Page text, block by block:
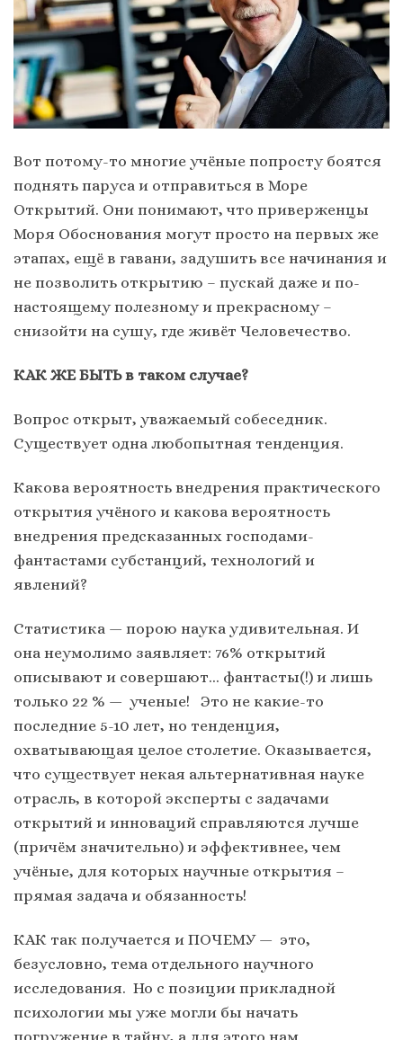
Вот потому-то многие учёные попросту боятся
поднять паруса и отправиться в Море
Открытий. Они понимают, что приверженцы
Моря Обоснования могут просто на первых же
этапах, ещё в гавани, задушить все начинания и
не позволить открытию – пускай даже и по-
настоящему полезному и прекрасному –
снизойти на сушу, где живёт Человечество.
КАК ЖЕ БЫТЬ в таком случае?
Вопрос открыт, уважаемый собеседник.
Существует одна любопытная тенденция.
Какова вероятность внедрения практического
открытия учёного и какова вероятность
внедрения предсказанных господами-
фантастами субстанций, технологий и
явлений?
Статистика — порою наука удивительная. И
она неумолимо заявляет: 76% открытий
описывают и совершают… фантасты(!) и лишь
только 22 % — ученые! Это не какие-то
последние 5-10 лет, но тенденция,
охватывающая целое столетие. Оказывается,
что существует некая альтернативная науке
отрасль, в которой эксперты с задачами
открытий и инноваций справляются лучше
(причём значительно) и эффективнее, чем
учёные, для которых научные открытия –
прямая задача и обязанность!
КАК так получается и ПОЧЕМУ — это,
безусловно, тема отдельного научного
исследования. Но с позиции прикладной
психологии мы уже могли бы начать